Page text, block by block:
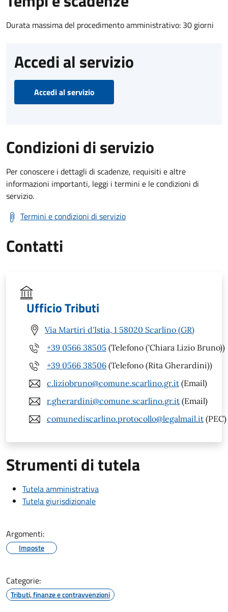
Durata massima del procedimento amministrativo: 30 giorni
Accedi al servizio
Accedi al servizio
Condizioni di servizio
Per conoscere i dettagli di scadenze, requisiti e altre
informazioni importanti, leggi i termini e le condizioni di
servizio.
Termini e condizioni di servizio
Contatti
Ufficio Tributi
Via Martiri d'Istia, 1 58020 Scarlino (GR)
+39 0566 38505 (Telefono ('Chiara Lizio Bruno))
+39 0566 38506 (Telefono (Rita Gherardini))
c.liziobruno@comune.scarlino.gr.it (Email)
r.gherardini@comune.scarlino.gr.it (Email)
comunediscarlino.protocollo@legalmail.it (PEC)
Strumenti di tutela
Tutela amministrativa
Tutela giurisdizionale
Argomenti:
Imposte
Categorie:
Tributi, finanze e contravvenzioni